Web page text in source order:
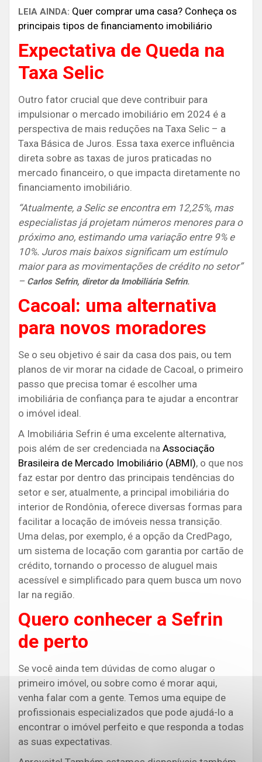
LEIA AINDA: Quer comprar uma casa? Conheça os
principais tipos de financiamento imobiliário
Expectativa de Queda na
Taxa Selic
Outro fator crucial que deve contribuir para
impulsionar o mercado imobiliário em 2024 é a
perspectiva de mais reduções na Taxa Selic – a
Taxa Básica de Juros. Essa taxa exerce influência
direta sobre as taxas de juros praticadas no
mercado financeiro, o que impacta diretamente no
financiamento imobiliário.
“Atualmente, a Selic se encontra em 12,25%, mas
especialistas já projetam números menores para o
próximo ano, estimando uma variação entre 9% e
10%. Juros mais baixos significam um estímulo
maior para as movimentações de crédito no setor”
– Carlos Sefrin, diretor da Imobiliária Sefrin.
Cacoal: uma alternativa
para novos moradores
Se o seu objetivo é sair da casa dos pais, ou tem
planos de vir morar na cidade de Cacoal, o primeiro
passo que precisa tomar é escolher uma
imobiliária de confiança para te ajudar a encontrar
o imóvel ideal.
A Imobiliária Sefrin é uma excelente alternativa,
pois além de ser credenciada na Associação
Brasileira de Mercado Imobiliário (ABMI), o que nos
faz estar por dentro das principais tendências do
setor e ser, atualmente, a principal imobiliária do
interior de Rondônia, oferece diversas formas para
facilitar a locação de imóveis nessa transição.
Uma delas, por exemplo, é a opção da CredPago,
um sistema de locação com garantia por cartão de
crédito, tornando o processo de aluguel mais
acessível e simplificado para quem busca um novo
lar na região.
Quero conhecer a Sefrin
de perto
Se você ainda tem dúvidas de como alugar o
primeiro imóvel, ou sobre como é morar aqui,
venha falar com a gente. Temos uma equipe de
profissionais especializados que pode ajudá-lo a
encontrar o imóvel perfeito e que responda a todas
as suas expectativas.